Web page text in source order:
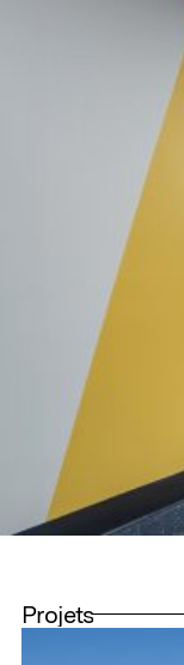
Projets